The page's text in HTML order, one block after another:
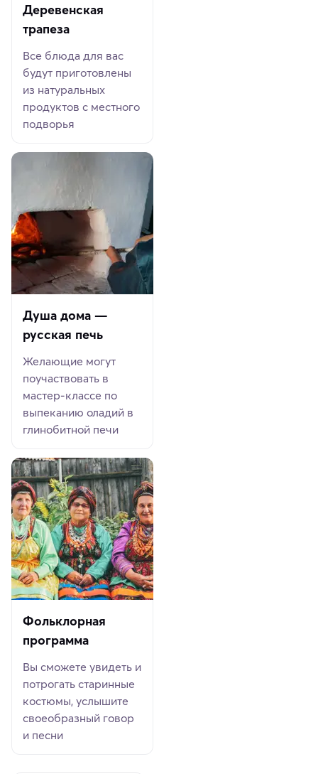
Деревенская
трапеза
Все блюда для вас
будут приготовлены
из натуральных
продуктов с местного
подворья
Душа дома —
русская печь
Желающие могут
поучаствовать в
мастер-классе по
выпеканию оладий в
глинобитной печи
Фольклорная
программа
Вы сможете увидеть и
потрогать старинные
костюмы, услышите
своеобразный говор
и песни